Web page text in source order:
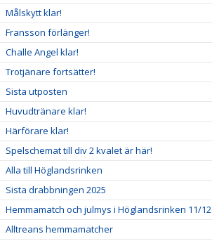
Målskytt klar!
Fransson förlänger!
Challe Angel klar!
Trotjänare fortsätter!
Sista utposten
Huvudtränare klar!
Härförare klar!
Spelschemat till div 2 kvalet är här!
Alla till Höglandsrinken
Sista drabbningen 2025
Hemmamatch och julmys i Höglandsrinken 11/12
Alltreans hemmamatcher